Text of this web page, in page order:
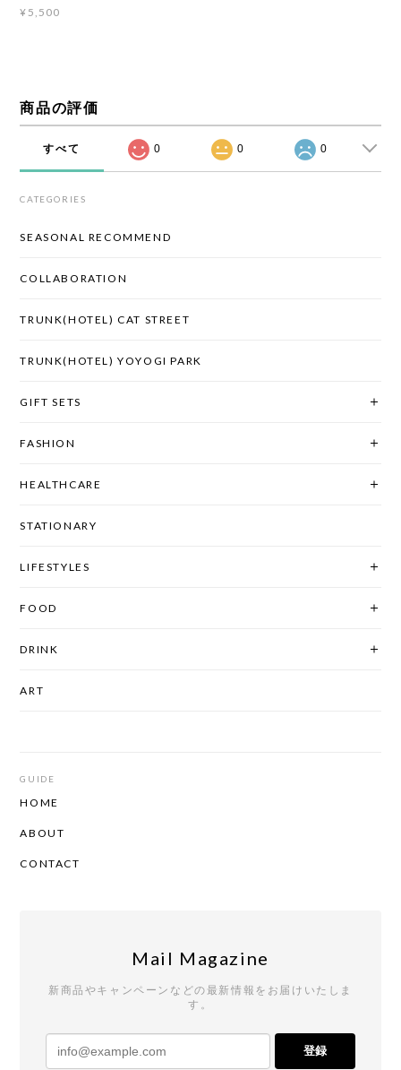
¥5,500
商品の評価
すべて 0 0 0
CATEGORIES
SEASONAL RECOMMEND
COLLABORATION
TRUNK(HOTEL) CAT STREET
TRUNK(HOTEL) YOYOGI PARK
GIFT SETS
FASHION
HEALTHCARE
STATIONARY
LIFESTYLES
FOOD
DRINK
ART
GUIDE
HOME
ABOUT
CONTACT
Mail Magazine
新商品やキャンペーンなどの最新情報をお届けいたしま
す。
登録